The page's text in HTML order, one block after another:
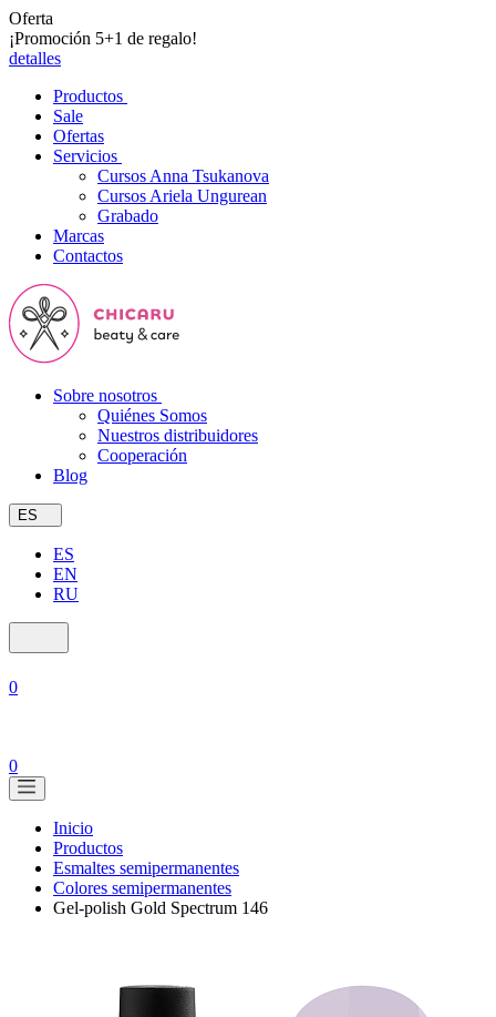
Oferta
¡Promoción 5+1 de regalo!
detalles
Productos
Sale
Ofertas
Servicios
Cursos Anna Tsukanova
Cursos Ariela Ungurean
Grabado
Marcas
Contactos
Sobre nosotros
Quiénes Somos
Nuestros distribuidores
Cooperación
Blog
ES
ES
EN
RU
0
0
Inicio
Productos
Esmaltes semipermanentes
Colores semipermanentes
Gel-polish Gold Spectrum 146